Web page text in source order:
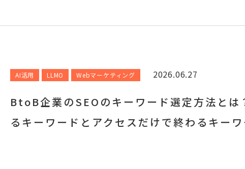
AI活用 LLMO Webマーケティング 2026.06.27
BtoB企業のSEOのキーワード選定方法とは
るキーワードとアクセスだけで終わるキー